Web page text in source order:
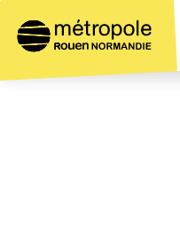
Aller au contenu principal